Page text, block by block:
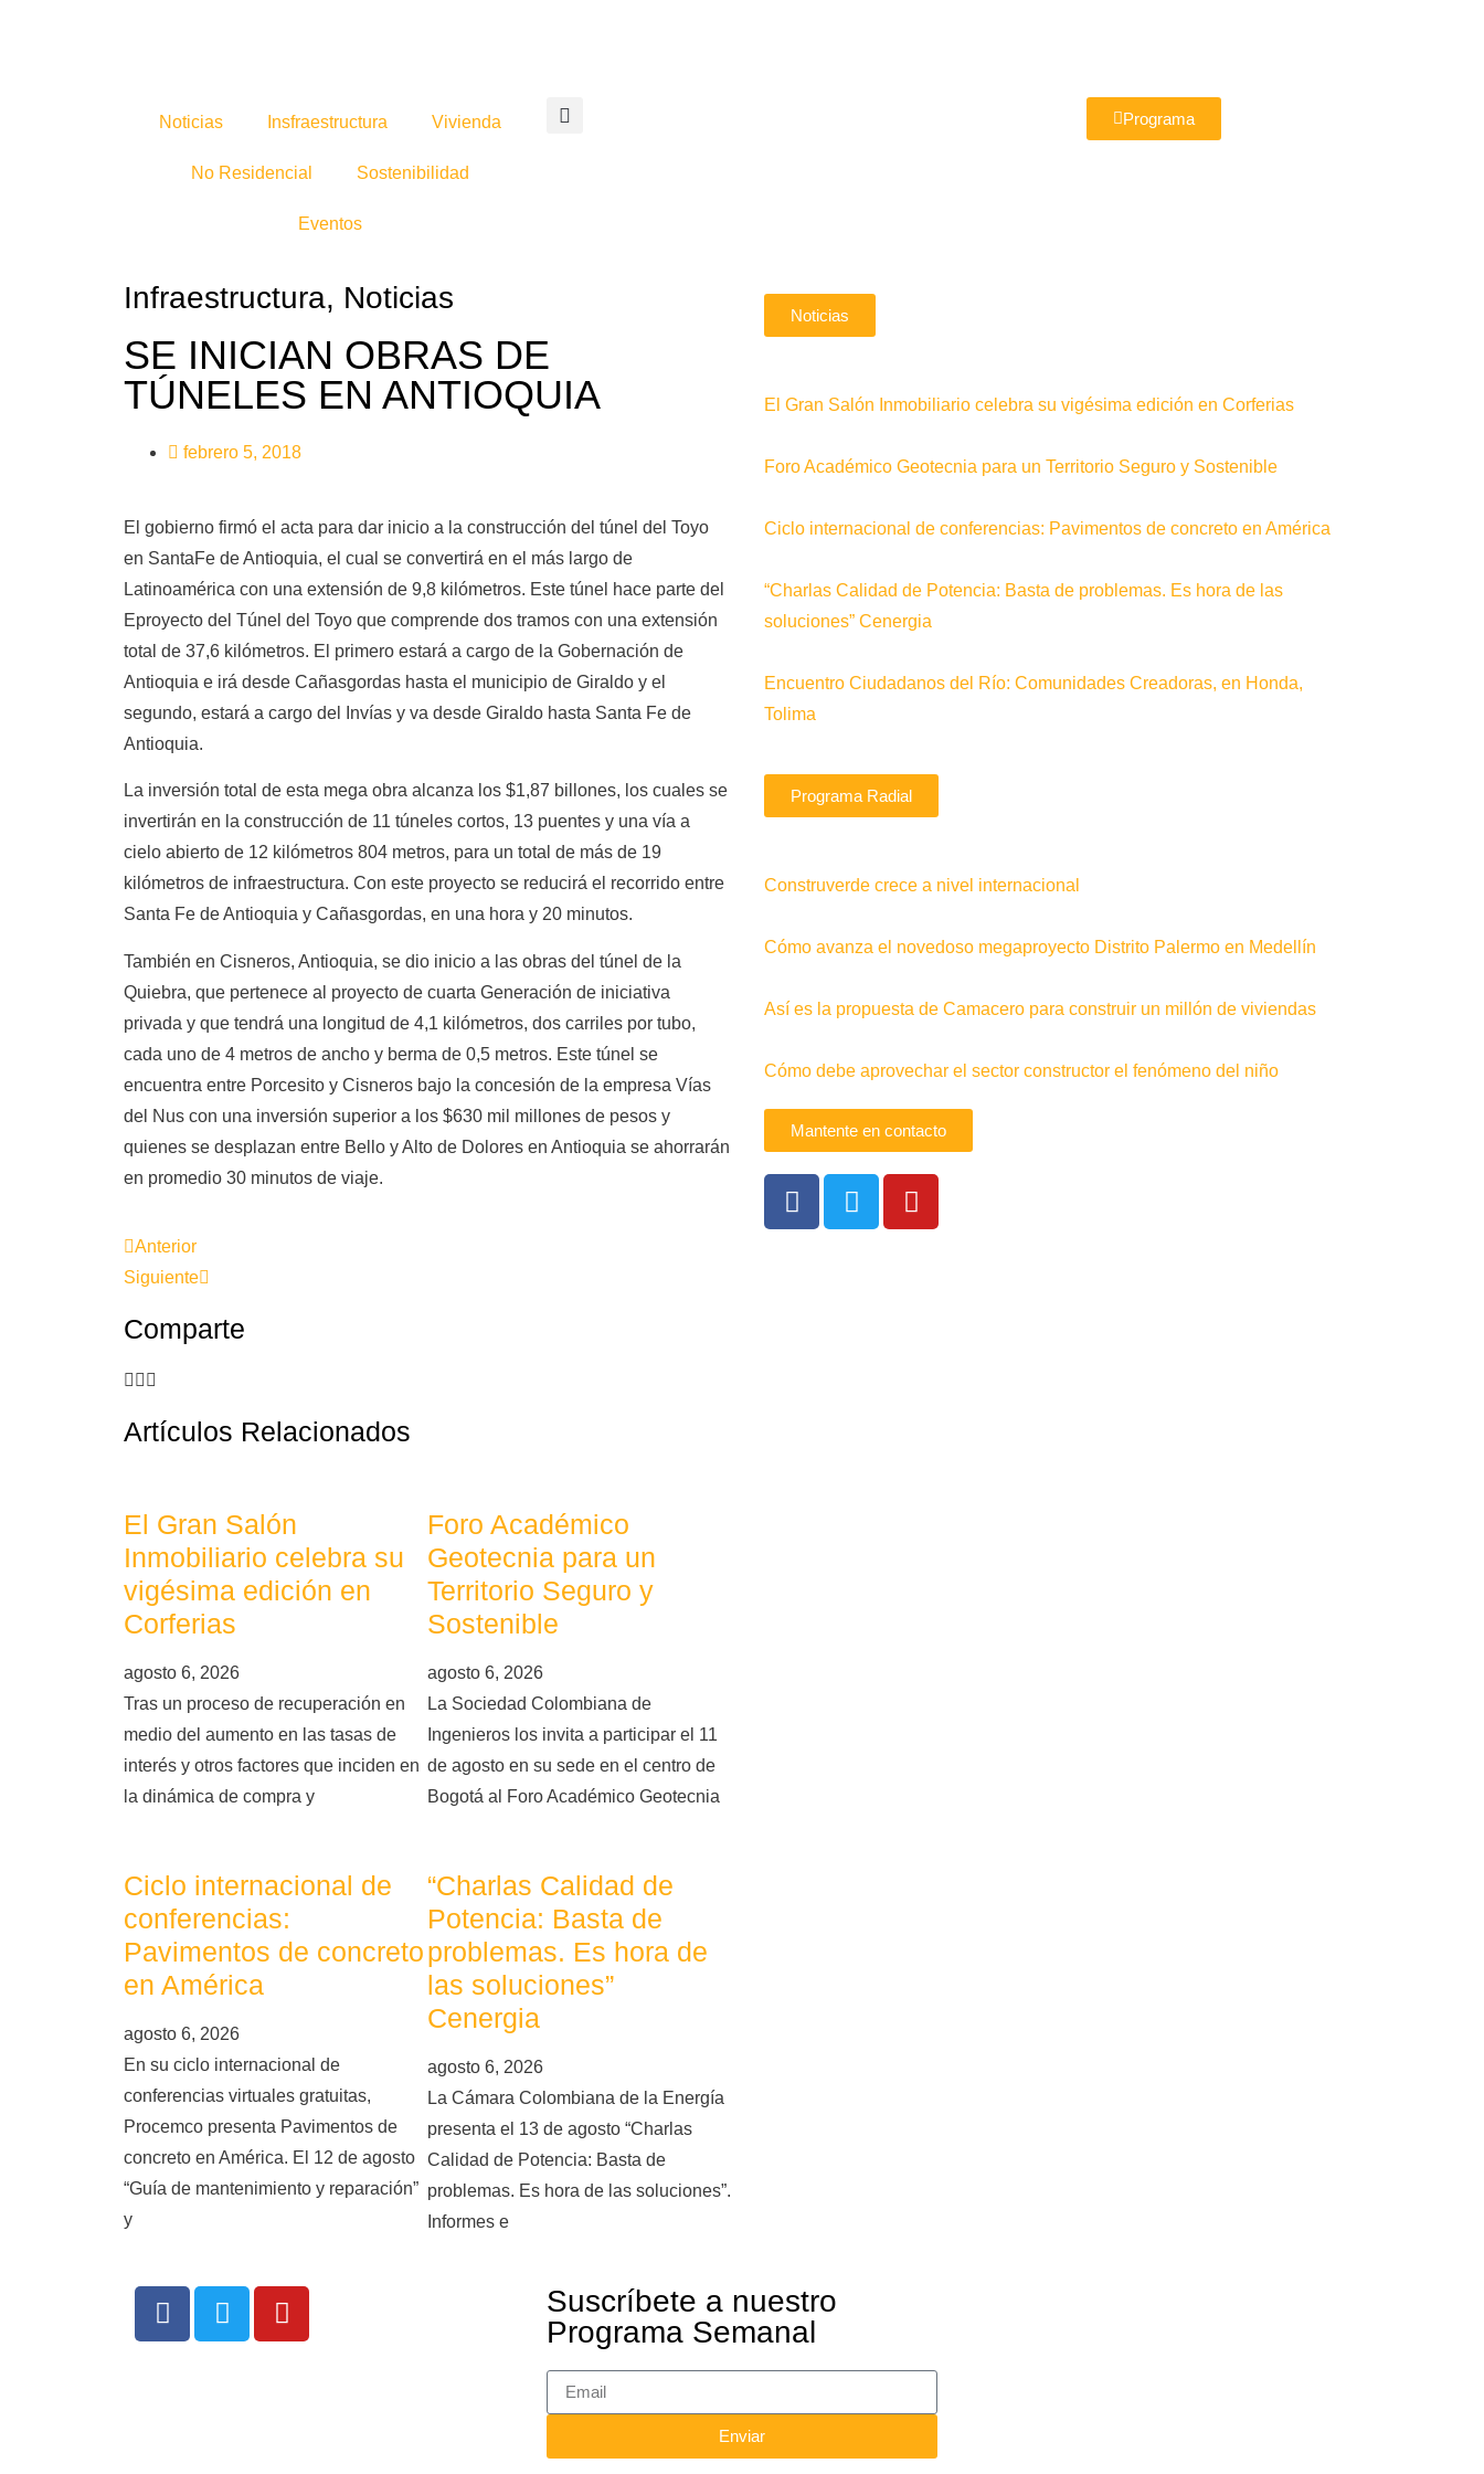
Noticias Insfraestructura Vivienda
No Residencial Sostenibilidad
Eventos
Programa
Infraestructura, Noticias
SE INICIAN OBRAS DE
TÚNELES EN ANTIOQUIA
febrero 5, 2018
El gobierno firmó el acta para dar inicio a la construcción del túnel del Toyo
en SantaFe de Antioquia, el cual se convertirá en el más largo de
Latinoamérica con una extensión de 9,8 kilómetros. Este túnel hace parte del
Eproyecto del Túnel del Toyo que comprende dos tramos con una extensión
total de 37,6 kilómetros. El primero estará a cargo de la Gobernación de
Antioquia e irá desde Cañasgordas hasta el municipio de Giraldo y el
segundo, estará a cargo del Invías y va desde Giraldo hasta Santa Fe de
Antioquia.
La inversión total de esta mega obra alcanza los $1,87 billones, los cuales se
invertirán en la construcción de 11 túneles cortos, 13 puentes y una vía a
cielo abierto de 12 kilómetros 804 metros, para un total de más de 19
kilómetros de infraestructura. Con este proyecto se reducirá el recorrido entre
Santa Fe de Antioquia y Cañasgordas, en una hora y 20 minutos.
También en Cisneros, Antioquia, se dio inicio a las obras del túnel de la
Quiebra, que pertenece al proyecto de cuarta Generación de iniciativa
privada y que tendrá una longitud de 4,1 kilómetros, dos carriles por tubo,
cada uno de 4 metros de ancho y berma de 0,5 metros. Este túnel se
encuentra entre Porcesito y Cisneros bajo la concesión de la empresa Vías
del Nus con una inversión superior a los $630 mil millones de pesos y
quienes se desplazan entre Bello y Alto de Dolores en Antioquia se ahorrarán
en promedio 30 minutos de viaje.
Anterior
Siguiente
Comparte
Artículos Relacionados
El Gran Salón
Inmobiliario celebra su
vigésima edición en
Corferias
agosto 6, 2026
Tras un proceso de recuperación en
medio del aumento en las tasas de
interés y otros factores que inciden en
la dinámica de compra y
Foro Académico
Geotecnia para un
Territorio Seguro y
Sostenible
agosto 6, 2026
La Sociedad Colombiana de
Ingenieros los invita a participar el 11
de agosto en su sede en el centro de
Bogotá al Foro Académico Geotecnia
Ciclo internacional de
conferencias:
Pavimentos de concreto
en América
agosto 6, 2026
En su ciclo internacional de
conferencias virtuales gratuitas,
Procemco presenta Pavimentos de
concreto en América. El 12 de agosto
“Guía de mantenimiento y reparación”
y
“Charlas Calidad de
Potencia: Basta de
problemas. Es hora de
las soluciones”
Cenergia
agosto 6, 2026
La Cámara Colombiana de la Energía
presenta el 13 de agosto “Charlas
Calidad de Potencia: Basta de
problemas. Es hora de las soluciones”.
Informes e
Noticias
El Gran Salón Inmobiliario celebra su vigésima edición en Corferias
Foro Académico Geotecnia para un Territorio Seguro y Sostenible
Ciclo internacional de conferencias: Pavimentos de concreto en América
“Charlas Calidad de Potencia: Basta de problemas. Es hora de las
soluciones” Cenergia
Encuentro Ciudadanos del Río: Comunidades Creadoras, en Honda,
Tolima
Programa Radial
Construverde crece a nivel internacional
Cómo avanza el novedoso megaproyecto Distrito Palermo en Medellín
Así es la propuesta de Camacero para construir un millón de viviendas
Cómo debe aprovechar el sector constructor el fenómeno del niño
Mantente en contacto
Suscríbete a nuestro
Programa Semanal
Enviar